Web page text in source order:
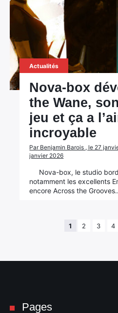
Actualités
Nova-box
the Wane,
jeu et ça a
incroyable
Par Benjamin Barois , le 27
janvier 2026
Nova-box, le studio
notamment les excellents
encore Across the
1 2 3 4
Pages